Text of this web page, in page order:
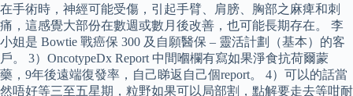
在手術時，神經可能受傷，引起手臂、肩膀、胸部之麻痺和刺
痛，這感覺大部份在數週或數月後改善，也可能長期存在。 李
小姐是 Bowtie 戰癌保 300 及自願醫保 – 靈活計劃（基本）的客
戶。 3）OncotypeDx Report 中間嗰欄有寫如果淨食抗荷爾蒙
藥，9年後遠端復發率，自己睇返自己個report。 4）可以的話當
然唔好等三至五星期，粒野如果可以局部割，點解要走去等咁耐